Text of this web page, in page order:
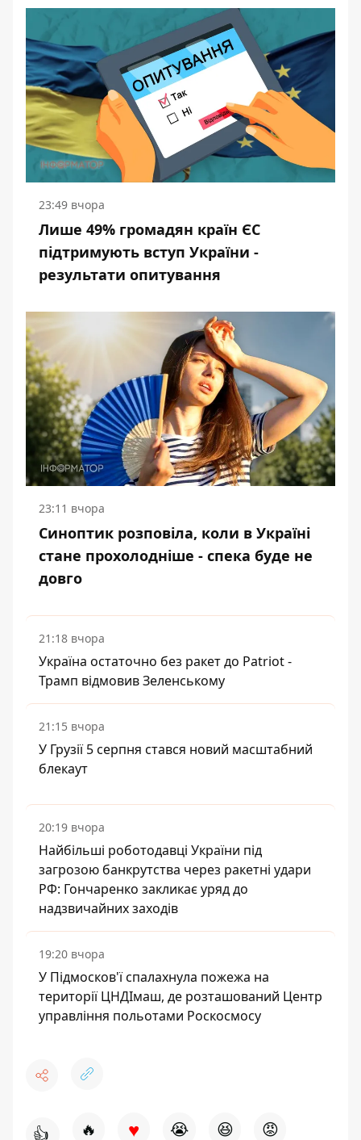
23:49 вчора
Лише 49% громадян країн ЄС
підтримують вступ України -
результати опитування
23:11 вчора
Синоптик розповіла, коли в Україні
стане прохолодніше - спека буде не
довго
21:18 вчора
Україна остаточно без ракет до Patriot -
Трамп відмовив Зеленському
21:15 вчора
У Грузії 5 серпня стався новий масштабний
блекаут
20:19 вчора
Найбільші роботодавці України під
загрозою банкрутства через ракетні удари
РФ: Гончаренко закликає уряд до
надзвичайних заходів
19:20 вчора
У Підмосков'ї спалахнула пожежа на
території ЦНДІмаш, де розташований Центр
управління польотами Роскосмосу
👍 🔥 ♥ 😭 😆 😡